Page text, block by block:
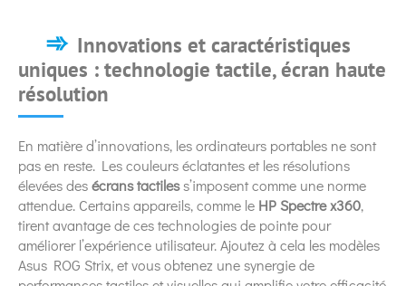
Innovations et caractéristiques
uniques : technologie tactile, écran haute
résolution
En matière d’innovations, les ordinateurs portables ne sont
pas en reste. Les couleurs éclatantes et les résolutions
élevées desécrans tactiless’imposent comme une norme
attendue. Certains appareils, comme le HP Spectre x360,
tirent avantage de ces technologies de pointe pour
améliorer l’expérience utilisateur. Ajoutez à cela les modèles
Asus ROG Strix, et vous obtenez une synergie de